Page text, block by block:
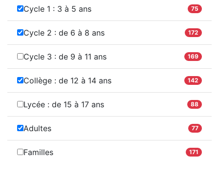
Cycle 1 : 3 à 5 ans 75
Cycle 2 : de 6 à 8 ans 172
Cycle 3 : de 9 à 11 ans 169
Collège : de 12 à 14 ans 142
Lycée : de 15 à 17 ans 88
Adultes 77
Familles 171